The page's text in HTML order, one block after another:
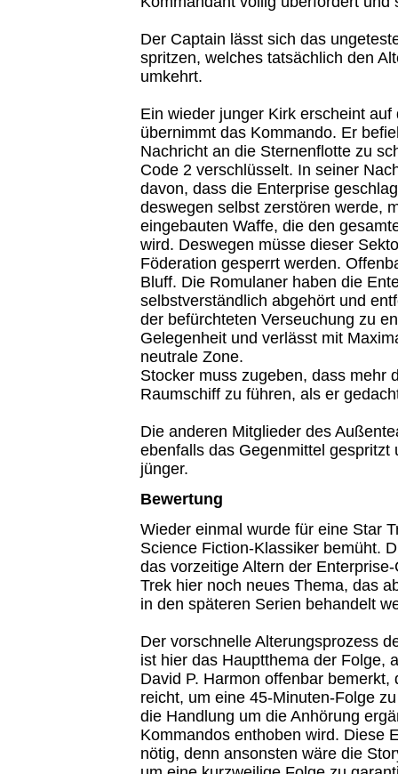
Der Captain lässt sich das
spritzen, welches tatsächlich den
umkehrt.
Ein wieder junger Kirk erscheint auf
übernimmt das Kommando. Er
Nachricht an die Sternenflotte zu
Code 2 verschlüsselt. In seiner
davon, dass die Enterprise
deswegen selbst zerstören werde,
eingebauten Waffe, die den
wird. Deswegen müsse dieser
Föderation gesperrt werden.
Bluff. Die Romulaner haben die
selbstverständlich abgehört und
der befürchteten Verseuchung zu
Gelegenheit und verlässt mit
neutrale Zone.
Stocker muss zugeben, dass mehr
Raumschiff zu führen, als er
Die anderen Mitglieder des
ebenfalls das Gegenmittel gespritzt
jünger.
Bewertung
Wieder einmal wurde für eine Star
Science Fiction-Klassiker bemüht.
das vorzeitige Altern der
Trek hier noch neues Thema, das
in den späteren Serien behandelt
Der vorschnelle Alterungsprozess
ist hier das Hauptthema der Folge,
David P. Harmon offenbar bemerkt,
reicht, um eine 45-Minuten-Folge
die Handlung um die Anhörung
Kommandos enthoben wird. Diese
nötig, denn ansonsten wäre die